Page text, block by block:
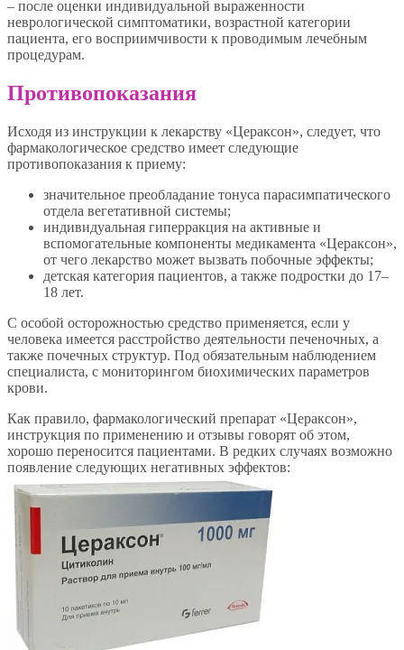
– после оценки индивидуальной выраженности
неврологической симптоматики, возрастной категории
пациента, его восприимчивости к проводимым лечебным
процедурам.
Противопоказания
Исходя из инструкции к лекарству «Цераксон», следует, что
фармакологическое средство имеет следующие
противопоказания к приему:
значительное преобладание тонуса парасимпатического
отдела вегетативной системы;
индивидуальная гиперракция на активные и
вспомогательные компоненты медикамента «Цераксон»,
от чего лекарство может вызвать побочные эффекты;
детская категория пациентов, а также подростки до 17–
18 лет.
С особой осторожностью средство применяется, если у
человека имеется расстройство деятельности печеночных, а
также почечных структур. Под обязательным наблюдением
специалиста, с мониторингом биохимических параметров
крови.
Как правило, фармакологический препарат «Цераксон»,
инструкция по применению и отзывы говорят об этом,
хорошо переносится пациентами. В редких случаях возможно
появление следующих негативных эффектов: